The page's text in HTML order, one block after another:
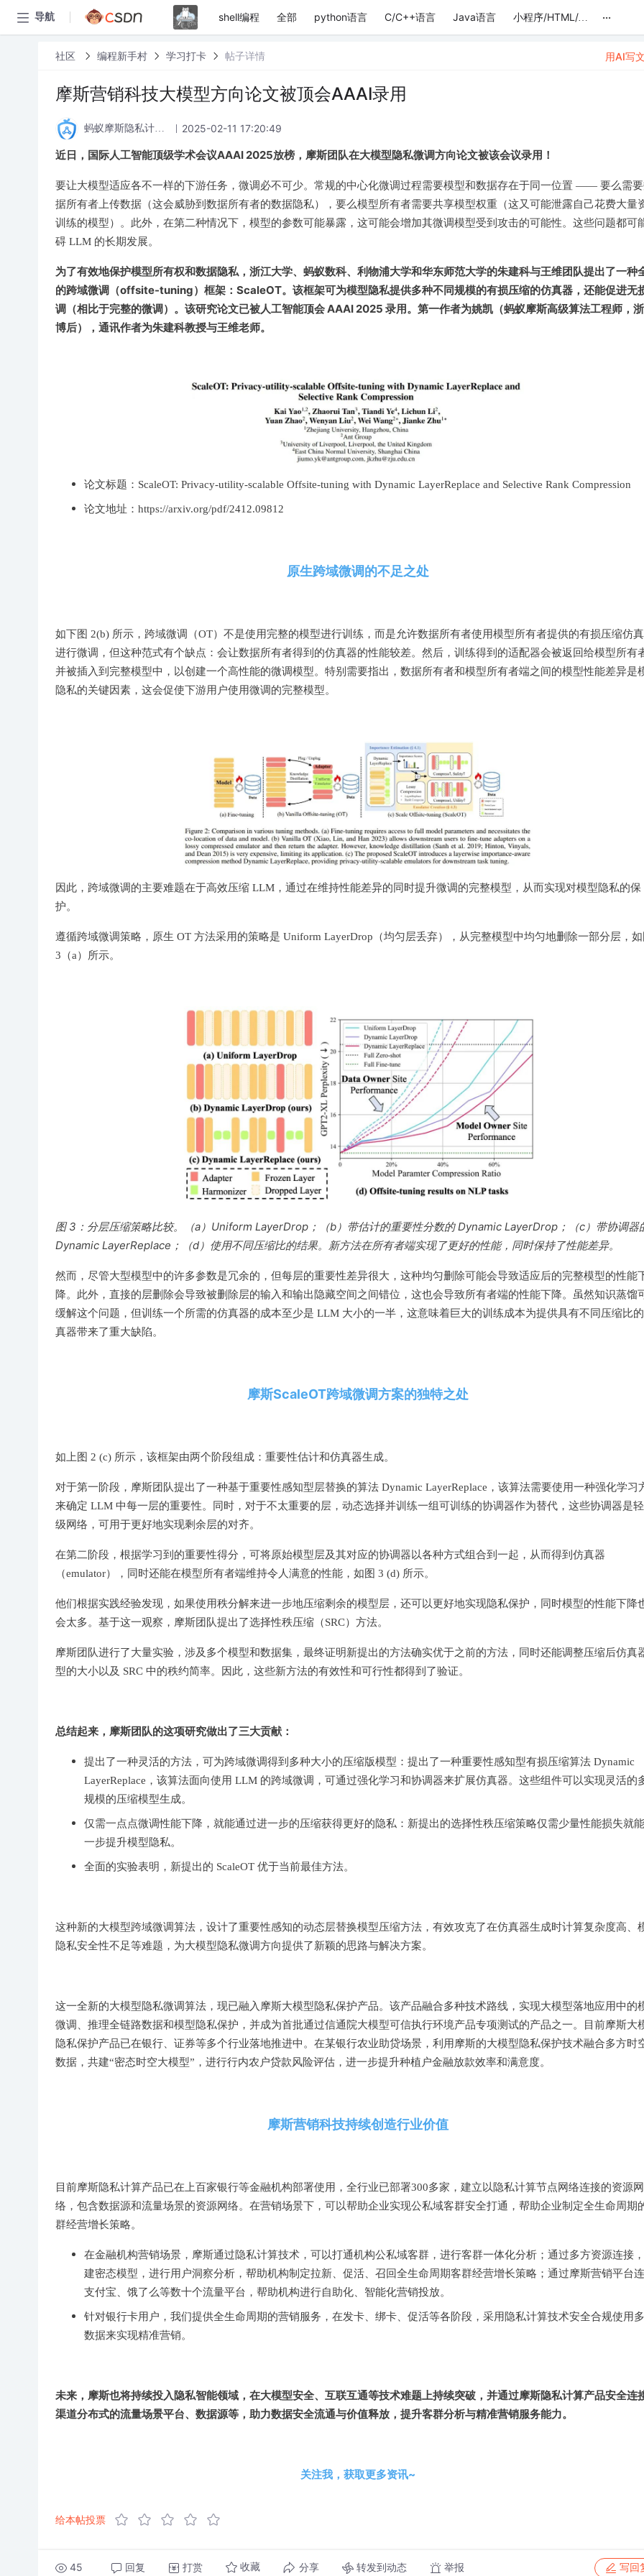
导航 shell编程 全部 python语言 C/C++语言 Java语言 小程序/HTML/JS/前端 ...
社区 编程新手村 学习打卡 帖子详情
摩斯营销科技大模型方向论文被顶会AAAI录用
蚂蚁摩斯隐私计算论坛 2025-02-11 17:20:49
近日，国际人工智能顶级学术会议AAAI 2025放榜，摩斯团队在大模型隐私微调方向论文被该会议录用！
要让大模型适应各不一样的下游任务，微调必不可少。常规的中心化微调过程需要模型和数据存在于同一位置 —— 要么需
据所有者上传数据（这会威胁到数据所有者的数据隐私），要么模型所有者需要共享模型权重（这又可能泄露自己花费大量
训练的模型）。此外，在第二种情况下，模型的参数可能暴露，这可能会增加其微调模型受到攻击的可能性。这些问题都可
碍 LLM 的长期发展。
为了有效地保护模型所有权和数据隐私，浙江大学、蚂蚁数科、利物浦大学和华东师范大学的朱建科与王维团队提出了一种
的跨域微调（offsite-tuning） 框架：ScaleOT。该框架可为模型隐私提供多种不同规模的有损压缩的仿真器，还能促进无
调（相比于完整的微调）。该研究论文已被人工智能顶会 AAAI 2025 录用。第一作者为姚凯（蚂蚁摩斯高级算法工程师，
博后），通讯作者为朱建科教授与王维老师。
论文标题：ScaleOT: Privacy-utility-scalable Offsite-tuning with Dynamic LayerReplace and Selective Rank Compression
论文地址：https://arxiv.org/pdf/2412.09812
原生跨域微调的不足之处
如下图 2(b) 所示，跨域微调（OT）不是使用完整的模型进行训练，而是允许数据所有者使用模型所有者提供的有损压缩仿
进行微调，但这种范式有个缺点：会让数据所有者得到的仿真器的性能较差。然后，训练得到的适配器会被返回给模型所有
并被插入到完整模型中，以创建一个高性能的微调模型。特别需要指出，数据所有者和模型所有者端之间的模型性能差异是
隐私的关键因素，这会促使下游用户使用微调的完整模型。
因此，跨域微调的主要难题在于高效压缩 LLM，通过在维持性能差异的同时提升微调的完整模型，从而实现对模型隐私的保
护。
遵循跨域微调策略，原生 OT 方法采用的策略是 Uniform LayerDrop（均匀层丢弃），从完整模型中均匀地删除一部分层，
3（a）所示。
图 3：分层压缩策略比较。（a）Uniform LayerDrop；（b）带估计的重要性分数的 Dynamic LayerDrop；（c）带协调器
Dynamic LayerReplace；（d）使用不同压缩比的结果。新方法在所有者端实现了更好的性能，同时保持了性能差异。
然而，尽管大型模型中的许多参数是冗余的，但每层的重要性差异很大，这种均匀删除可能会导致适应后的完整模型的性能
降。此外，直接的层删除会导致被删除层的输入和输出隐藏空间之间错位，这也会导致所有者端的性能下降。虽然知识蒸馏
缓解这个问题，但训练一个所需的仿真器的成本至少是 LLM 大小的一半，这意味着巨大的训练成本为提供具有不同压缩比
真器带来了重大缺陷。
摩斯ScaleOT跨域微调方案的独特之处
如上图 2 (c) 所示，该框架由两个阶段组成：重要性估计和仿真器生成。
对于第一阶段，摩斯团队提出了一种基于重要性感知型层替换的算法 Dynamic LayerReplace，该算法需要使用一种强化学习
来确定 LLM 中每一层的重要性。同时，对于不太重要的层，动态选择并训练一组可训练的协调器作为替代，这些协调器是
级网络，可用于更好地实现剩余层的对齐。
在第二阶段，根据学习到的重要性得分，可将原始模型层及其对应的协调器以各种方式组合到一起，从而得到仿真器
（emulator），同时还能在模型所有者端维持令人满意的性能，如图 3 (d) 所示。
他们根据实践经验发现，如果使用秩分解来进一步地压缩剩余的模型层，还可以更好地实现隐私保护，同时模型的性能下降
会太多。基于这一观察，摩斯团队提出了选择性秩压缩（SRC）方法。
摩斯团队进行了大量实验，涉及多个模型和数据集，最终证明新提出的方法确实优于之前的方法，同时还能调整压缩后仿真
型的大小以及 SRC 中的秩约简率。因此，这些新方法的有效性和可行性都得到了验证。
总结起来，摩斯团队的这项研究做出了三大贡献：
提出了一种灵活的方法，可为跨域微调得到多种大小的压缩版模型：提出了一种重要性感知型有损压缩算法 Dynamic
LayerReplace，该算法面向使用 LLM 的跨域微调，可通过强化学习和协调器来扩展仿真器。这些组件可以实现灵活的
规模的压缩模型生成。
仅需一点点微调性能下降，就能通过进一步的压缩获得更好的隐私：新提出的选择性秩压缩策略仅需少量性能损失就
一步提升模型隐私。
全面的实验表明，新提出的 ScaleOT 优于当前最佳方法。
这种新的大模型跨域微调算法，设计了重要性感知的动态层替换模型压缩方法，有效攻克了在仿真器生成时计算复杂度高、
隐私安全性不足等难题，为大模型隐私微调方向提供了新颖的思路与解决方案。
这一全新的大模型隐私微调算法，现已融入摩斯大模型隐私保护产品。该产品融合多种技术路线，实现大模型落地应用中的
微调、推理全链路数据和模型隐私保护，并成为首批通过信通院大模型可信执行环境产品专项测试的产品之一。目前摩斯大
隐私保护产品已在银行、证券等多个行业落地推进中。在某银行农业助贷场景，利用摩斯的大模型隐私保护技术融合多方时
数据，共建“密态时空大模型”，进行行内农户贷款风险评估，进一步提升种植户金融放款效率和满意度。
摩斯营销科技持续创造行业价值
目前摩斯隐私计算产品已在上百家银行等金融机构部署使用，全行业已部署300多家，建立以隐私计算节点网络连接的资源网
络，包含数据源和流量场景的资源网络。在营销场景下，可以帮助企业实现公私域客群安全打通，帮助企业制定全生命周期
群经营增长策略。
在金融机构营销场景，摩斯通过隐私计算技术，可以打通机构公私域客群，进行客群一体化分析；通过多方资源连接
建密态模型，进行用户洞察分析，帮助机构制定拉新、促活、召回全生命周期客群经营增长策略；通过摩斯营销平台
支付宝、饿了么等数十个流量平台，帮助机构进行自助化、智能化营销投放。
针对银行卡用户，我们提供全生命周期的营销服务，在发卡、绑卡、促活等各阶段，采用隐私计算技术安全合规使用
数据来实现精准营销。
未来，摩斯也将持续投入隐私智能领域，在大模型安全、互联互通等技术难题上持续突破，并通过摩斯隐私计算产品安全连
渠道分布式的流量场景平台、数据源等，助力数据安全流通与价值释放，提升客群分析与精准营销服务能力。
关注我，获取更多资讯~
给本帖投票
45 回复 打赏 收藏 分享 转发到动态 举报 写回
用AI写